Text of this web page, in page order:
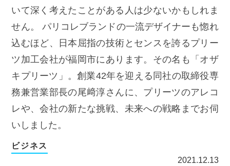
いて深く考えたことがある人は少ないかもしれま
せん。 パリコレブランドの一流デザイナーも惚れ
込むほど、日本屈指の技術とセンスを誇るプリー
ツ加工会社が福岡市にあります。その名も「オザ
キプリーツ」。創業42年を迎える同社の取締役専
務兼営業部長の尾﨑淳さんに、プリーツのアレコ
レや、会社の新たな挑戦、未来への戦略までお伺
いしました。
ビジネス
2021.12.13